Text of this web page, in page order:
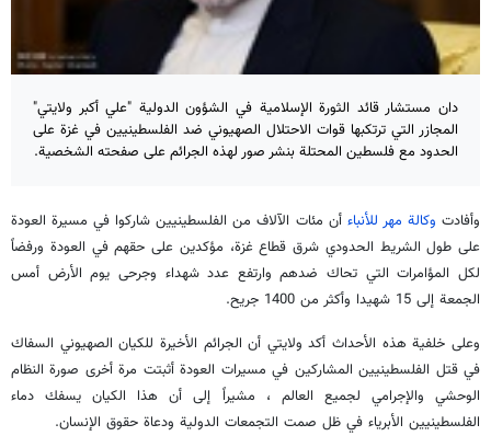
دان مستشار قائد الثورة الإسلامية في الشؤون الدولية "علي أكبر ولايتي"
المجازر التي ترتكبها قوات الاحتلال الصهيوني ضد الفلسطينيين في غزة على
الحدود مع فلسطين المحتلة بنشر صور لهذه الجرائم على صفحته الشخصية.
وأفادت وكالة مهر للأنباء أن مئات الآلاف من الفلسطينيين شاركوا في مسيرة العودة
على طول الشريط الحدودي شرق قطاع غزة، مؤكدين على حقهم في العودة ورفضاً
لكل المؤامرات التي تحاك ضدهم وارتفع عدد شهداء وجرحى يوم الأرض أمس
الجمعة إلى 15 شهيدا وأكثر من 1400 جريح.
وعلى خلفية هذه الأحداث أكد ولايتي أن الجرائم الأخيرة للكيان الصهيوني السفاك
في قتل الفلسطينيين المشاركين في مسيرات العودة أثبتت مرة أخرى صورة النظام
الوحشي والإجرامي لجميع العالم ، مشيراً إلى أن هذا الكيان يسفك دماء
الفلسطينيين الأبرياء في ظل صمت التجمعات الدولية ودعاة حقوق الإنسان.